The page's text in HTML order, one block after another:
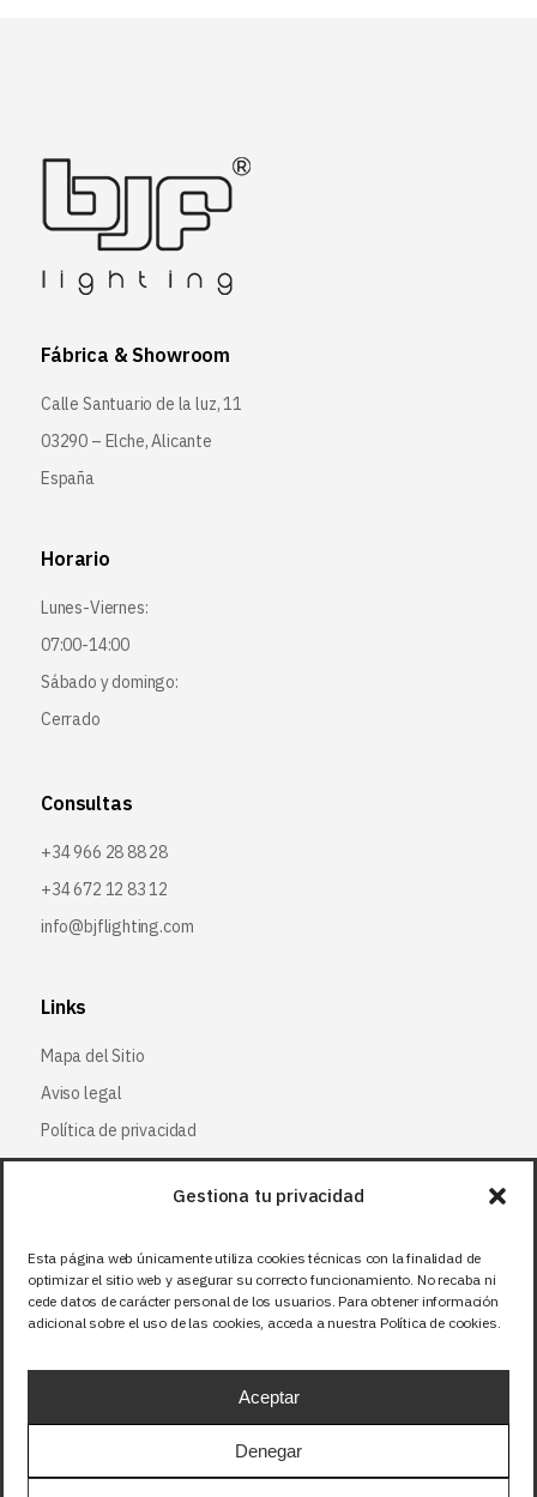
Gestiona tu privacidad
Esta página web únicamente utiliza cookies técnicas con la finalidad de
optimizar el sitio web y asegurar su correcto funcionamiento. No recaba ni
cede datos de carácter personal de los usuarios. Para obtener información
adicional sobre el uso de las cookies, acceda a nuestra Política de cookies.
Aceptar
Denegar
Fábrica & Showroom
Calle Santuario de la luz, 11
03290 – Elche, Alicante
España
Horario
Lunes-Viernes:
07:00-14:00
Sábado y domingo:
Cerrado
Consultas
+34 966 28 88 28
+34 672 12 83 12
info@bjflighting.com
Links
Mapa del Sitio
Aviso legal
Política de privacidad
Política de cookies
Síguenos
Facebook
X (Twitter)
Instagram